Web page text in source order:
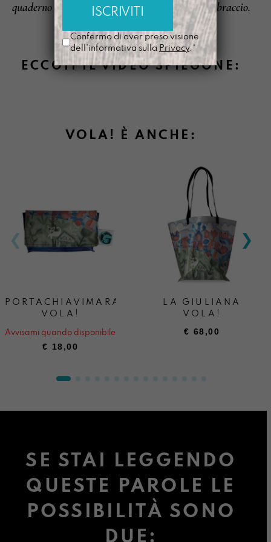
quaderno ho imparato a volare di nuovo. Ti abbraccio.
ECCOTI IL VIDEO SPIEGONE:
VOLA! È ANCHE:
PORTACHIAVIMARA
VOLA!
Avvisami quando disponibile
€ 18,00
LA GIULIANA
VOLA!
€ 68,00
SE STAI LEGGENDO
QUESTE PAROLE LE
POSSIBILITÀ SONO
DUE:
Confermo di aver preso visione
dell'informativa sulla Privacy.*